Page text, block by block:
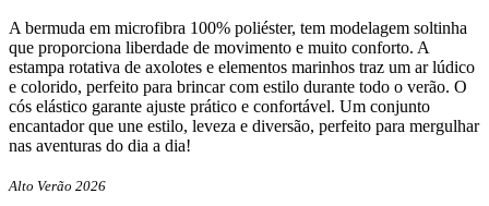
A bermuda em microfibra 100% poliéster, tem modelagem soltinha
que proporciona liberdade de movimento e muito conforto. A
estampa rotativa de axolotes e elementos marinhos traz um ar lúdico
e colorido, perfeito para brincar com estilo durante todo o verão. O
cós elástico garante ajuste prático e confortável. Um conjunto
encantador que une estilo, leveza e diversão, perfeito para mergulhar
nas aventuras do dia a dia!
Alto Verão 2026